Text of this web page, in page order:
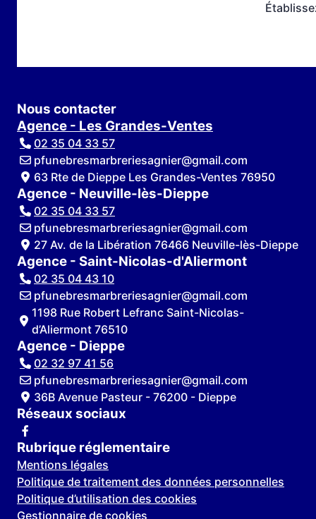
Nous contacter
Agence - Les Grandes-Ventes
02 35 04 33 57
pfunebresmarbreriesagnier@gmail.com
63 Rte de Dieppe Les Grandes-Ventes 76950
Agence - Neuville-lès-Dieppe
02 35 04 33 57
pfunebresmarbreriesagnier@gmail.com
27 Av. de la Libération 76466 Neuville-lès-Dieppe
Agence - Saint-Nicolas-d'Aliermont
02 35 04 43 10
pfunebresmarbreriesagnier@gmail.com
1198 Rue Robert Lefranc Saint-Nicolas-
d’Aliermont 76510
Agence - Dieppe
02 32 97 41 56
pfunebresmarbreriesagnier@gmail.com
36B Avenue Pasteur - 76200 - Dieppe
Réseaux sociaux
Rubrique réglementaire
Mentions légales
Politique de traitement des données personnelles
Politique d’utilisation des cookies
Gestionnaire de cookies